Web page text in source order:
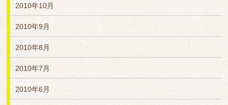
2010年10月
2010年9月
2010年8月
2010年7月
2010年6月